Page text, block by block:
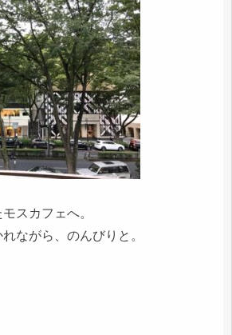
スカフェへ。
ながら、のんびりと。